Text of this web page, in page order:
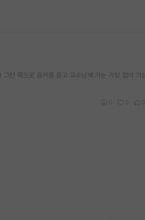
런 쪽으로 증거를 들고 교수님께 가는 거랑 없이 가